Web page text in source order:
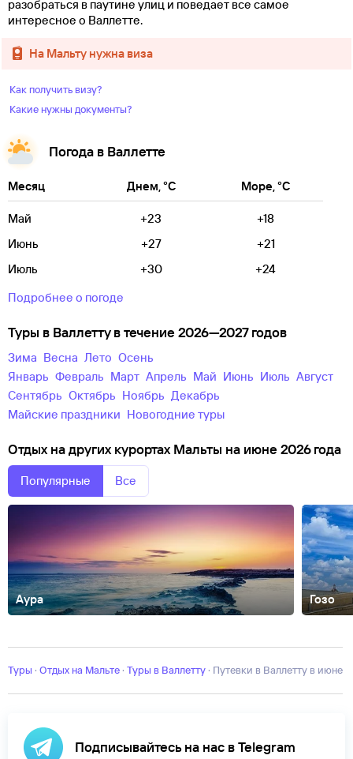
разобраться в паутине улиц и поведает все самое
интересное о Валлетте.
на Мальту нужна виза
Как получить визу?
Какие нужны документы?
Погода в Валлетте
Месяц Днем, °C Море, °C
Май +23
+18
Июнь
+27
+21
Июль
+30
+24
Подробнее о погоде
Туры в Валлетту в течение 2026—2027 годов
зима весна лето
осень
Январь
Февраль Март Апрель Май Июнь Июль
Август
Сентябрь
Октябрь Ноябрь
Декабрь
майские праздники
новогодние туры
Отдых на других курортах Мальты на июне 2026 года
Популярные Все
Аура Гозо
Туры · Отдых на Мальте · Туры в Валлетту · Путевки в Валлетту в июне
Подписывайтесь на нас в Telegram